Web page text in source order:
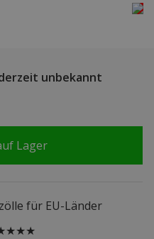
unbekannt
Lager
für EU-Länder